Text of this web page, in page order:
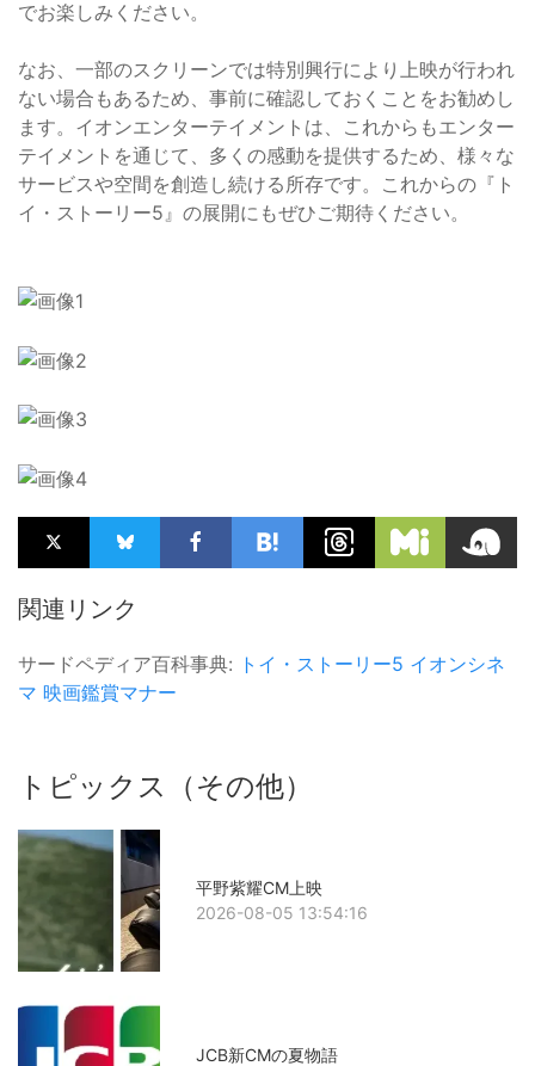
でお楽しみください。
なお、一部のスクリーンでは特別興行により上映が行われ
ない場合もあるため、事前に確認しておくことをお勧めし
ます。イオンエンターテイメントは、これからもエンター
テイメントを通じて、多くの感動を提供するため、様々な
サービスや空間を創造し続ける所存です。これからの『ト
イ・ストーリー5』の展開にもぜひご期待ください。
関連リンク
サードペディア百科事典: トイ・ストーリー5 イオンシネ
マ 映画鑑賞マナー
トピックス（その他）
平野紫耀CM上映
2026-08-05 13:54:16
JCB新CMの夏物語